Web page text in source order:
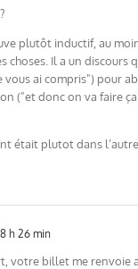
plutôt inductif, au
choses. Il a un discours
vous ai compris") pour
("et donc on va faire
était plutot dans
h 26 min
votre billet me renvoie